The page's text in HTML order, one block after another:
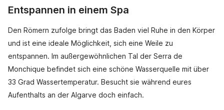
Entspannen in einem Spa
Den Römern zufolge bringt das Baden viel Ruhe in den Körper
und ist eine ideale Möglichkeit, sich eine Weile zu
entspannen. Im außergewöhnlichen Tal der Serra de
Monchique befindet sich eine schöne Wasserquelle mit über
33 Grad Wassertemperatur. Besucht sie während eures
Aufenthalts an der Algarve doch einfach.